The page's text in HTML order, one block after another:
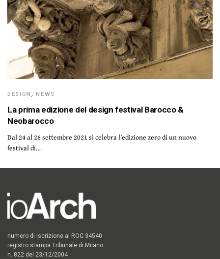
DESIGN ,NEWS
La prima edizione del design festival Barocco &
Neobarocco
Dal 24 al 26 settembre 2021 si celebra l’edizione zero di un nuovo
festival di…
numero di iscrizione al ROC 34540
registro stampa Tribunale di Milano
n. 822 del 23/12/2004